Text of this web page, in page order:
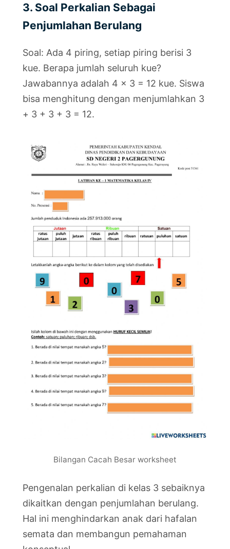
3. Soal Perkalian Sebagai
Penjumlahan Berulang
Soal: Ada 4 piring, setiap piring berisi 3
kue. Berapa jumlah seluruh kue?
Jawabannya adalah 4 x 3 = 12 kue. Siswa
bisa menghitung dengan menjumlahkan 3
+ 3 + 3 + 3 = 12.
Bilangan Cacah Besar worksheet
Pengenalan perkalian di kelas 3 sebaiknya
dikaitkan dengan penjumlahan berulang.
Hal ini menghindarkan anak dari hafalan
semata dan membangun pemahaman